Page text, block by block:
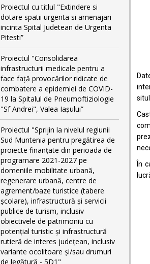
Proiectul cu titlul "Extindere si
dotare spatii urgenta si amenajari
incinta Spital Judetean de Urgenta
Pitesti”
Proiectul "Consolidarea
infrastructurii medicale pentru a
face față provocărilor ridicate de
combatere a epidemiei de COVID-
19 la Spitalul de Pneumoftiziologie
"Sf Andrei", Valea Iașului”
Proiectul "Sprijin la nivelul regiunii
Sud Muntenia pentru pregătirea de
proiecte finanțate din perioada de
programare 2021-2027 pe
domeniile mobilitate urbană,
regenerare urbană, centre de
agrement/baze turistice (tabere
școlare), infrastructură și servicii
publice de turism, inclusiv
obiectivele de patrimoniu cu
potențial turistic și infrastructură
rutieră de interes județean, inclusiv
variante ocolitoare și/sau drumuri
de legătură - 5D1"
În